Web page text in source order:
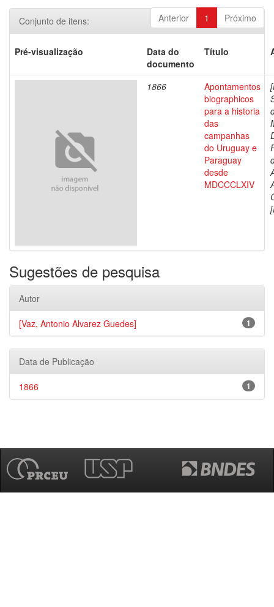
Anterior 1 Próximo
Conjunto de itens:
Pré-visualização
Data do
documento
Título
1866
Apontamentos
biographicos
para a historia
das
campanhas
do Uruguay e
Paraguay
desde
MDCCCLXIV
Sugestões de pesquisa
Autor
1
[Vaz, Antonio Alvarez Guedes]
Data de Publicação
1
1866